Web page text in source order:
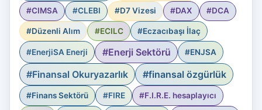
#CIMSA #CLEBI #D7 Vizesi #DAX #DCA
#Düzenli Alım #ECILC #Eczacıbaşı İlaç
#EnerjiSA Enerji #Enerji Sektörü #ENJSA
#Finansal Okuryazarlık #finansal özgürlük
#Finans Sektörü #FIRE #F.I.R.E. hesaplayıcı